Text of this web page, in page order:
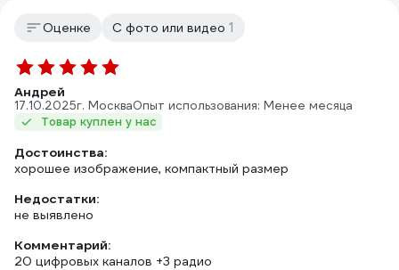
Оценке С фото или видео 1
Андрей
17.10.2025г. МоскваОпыт использования: Менее месяца
Товар куплен у нас
Достоинства:
хорошее изображение, компактный размер
Недостатки:
не выявлено
Комментарий:
20 цифровых каналов +3 радио